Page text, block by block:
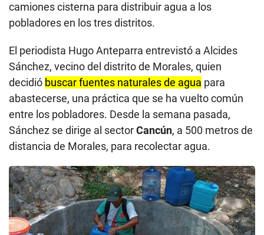
camiones cisterna para distribuir agua a los
pobladores en los tres distritos.
El periodista Hugo Anteparra entrevistó a Alcides
Sánchez, vecino del distrito de Morales, quien
decidió buscar fuentes naturales de agua para
abastecerse, una práctica que se ha vuelto común
entre los pobladores. Desde la semana pasada,
Sánchez se dirige al sectorCancún, a 500 metros de
distancia de Morales, para recolectar agua.